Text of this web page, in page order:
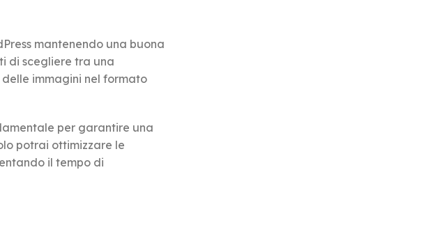
mantenendo una buona
di scegliere tra una
immagini nel formato
per garantire una
potrai ottimizzare le
il tempo di